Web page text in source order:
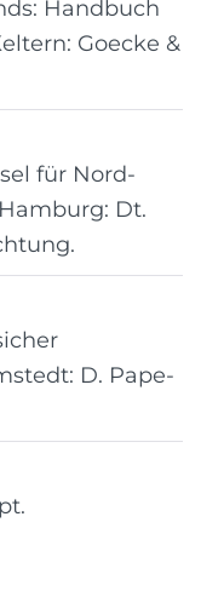
Handbuch
Goecke &
für Nord-
Dt.
D. Pape-